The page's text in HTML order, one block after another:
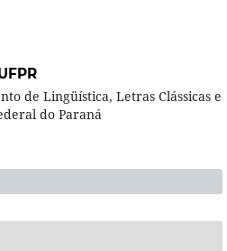
de Lingüística, Letras Clássicas e
do Paraná